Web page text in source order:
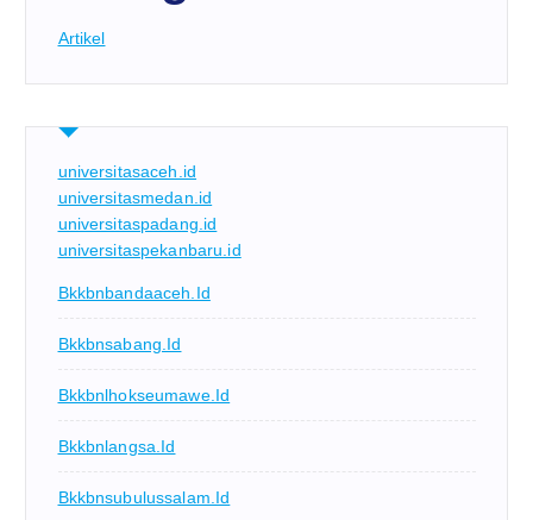
Artikel
universitasaceh.id
universitasmedan.id
universitaspadang.id
universitaspekanbaru.id
Bkkbnbandaaceh.id
Bkkbnsabang.id
Bkkbnlhokseumawe.id
Bkkbnlangsa.id
Bkkbnsubulussalam.id